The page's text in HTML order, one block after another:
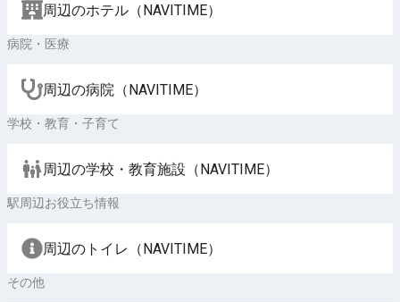
周辺のホテル（NAVITIME）
病院・医療
周辺の病院（NAVITIME）
学校・教育・子育て
周辺の学校・教育施設（NAVITIME）
駅周辺お役立ち情報
周辺のトイレ（NAVITIME）
その他